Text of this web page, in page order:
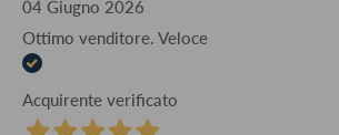
04 Giugno 2026
Ottimo venditore. Veloce
Acquirente verificato